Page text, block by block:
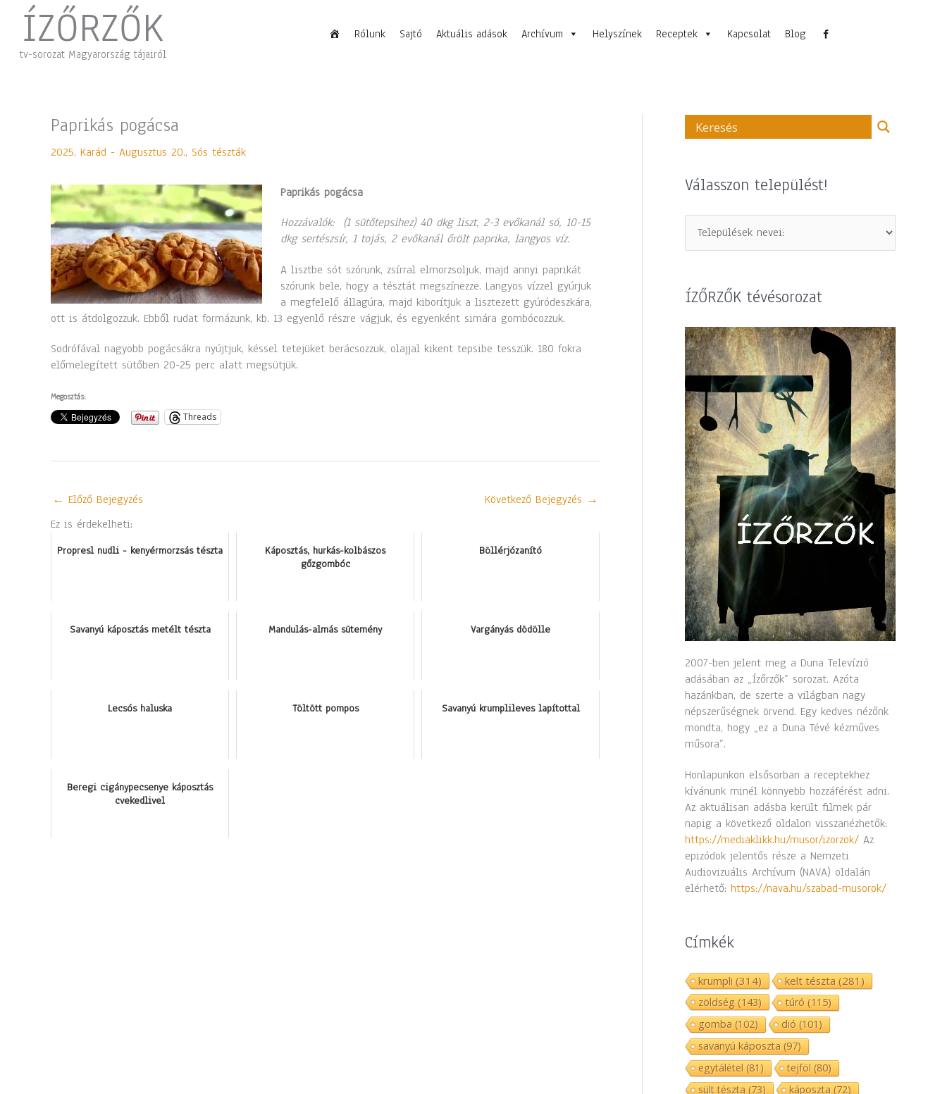
contentÍZŐRZŐK
tv-sorozat Magyarország tájairól
Rólunk Sajtó Aktuális adások Archívum Helyszínek Receptek Kapcsolat Blog
Paprikás pogácsa
2025, Karád - Augusztus 20., Sós tészták
Paprikás pogácsa
Hozzávalók: (1 sütőtepsihez) 40 dkg liszt, 2-3 evőkanál só, 10-15
dkg sertészsír, 1 tojás, 2 evőkanál őrölt paprika, langyos víz.
A lisztbe sót szórunk, zsírral elmorzsoljuk, majd annyi paprikát
szórunk bele, hogy a tésztát megszínezze. Langyos vízzel gyúrjuk
a megfelelő állagúra, majd kiborítjuk a lisztezett gyúródeszkára,
ott is átdolgozzuk. Ebből rudat formázunk, kb. 13 egyenlő részre vágjuk, és egyenként simára gombócozzuk.
Sodrófával nagyobb pogácsákra nyújtjuk, késsel tetejüket berácsozzuk, olajjal kikent tepsibe tesszük. 180 fokra
előmelegített sütőben 20-25 perc alatt megsütjük.
Megosztás:
Threads
← Előző Bejegyzés Következő Bejegyzés →
Ez is érdekelheti:
Propresl nudli - kenyérmorzsás tészta
Káposztás, hurkás-kolbászos
gőzgombóc
Böllérjózanító
Savanyú káposztás metélt tészta Mandulás-almás sütemény Vargányás dödölle
Lecsós haluska Töltött pompos Savanyú krumplileves lapítottal
Beregi cigánypecsenye káposztás
cvekedlivel
Válasszon települést!
ÍZŐRZŐK tévésorozat
2007-ben jelent meg a Duna Televízió
adásában az „Ízőrzők” sorozat. Azóta
hazánkban, de szerte a világban nagy
népszerűségnek örvend. Egy kedves nézőnk
mondta, hogy „ez a Duna Tévé kézműves
műsora”.
Honlapunkon elsősorban a receptekhez
kívánunk minél könnyebb hozzáférést adni.
Az aktuálisan adásba került filmek pár
napig a következő oldalon visszanézhetők:
https://mediaklikk.hu/musor/izorzok/ Az
epizódok jelentős része a Nemzeti
Audiovizuális Archívum (NAVA) oldalán
elérhető: https://nava.hu/szabad-musorok/
Címkék
krumpli(314) kelt tészta(281)
zöldség(143) túró (115)
gomba (102) dió (101)
savanyú káposzta (97)
egytálétel (81) tejföl (80)
sült tészta (73) káposzta (72)